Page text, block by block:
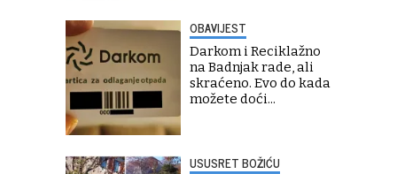
OBAVIJEST
Darkom i Reciklažno
na Badnjak rade, ali
skraćeno. Evo do kada
možete doći...
USUSRET BOŽIĆU